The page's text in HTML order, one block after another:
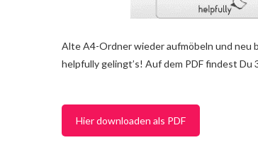
Alte A4-Ordner wieder aufmöbeln und neu
helpfully gelingt’s! Auf dem PDF findest
Hier downloaden als PDF